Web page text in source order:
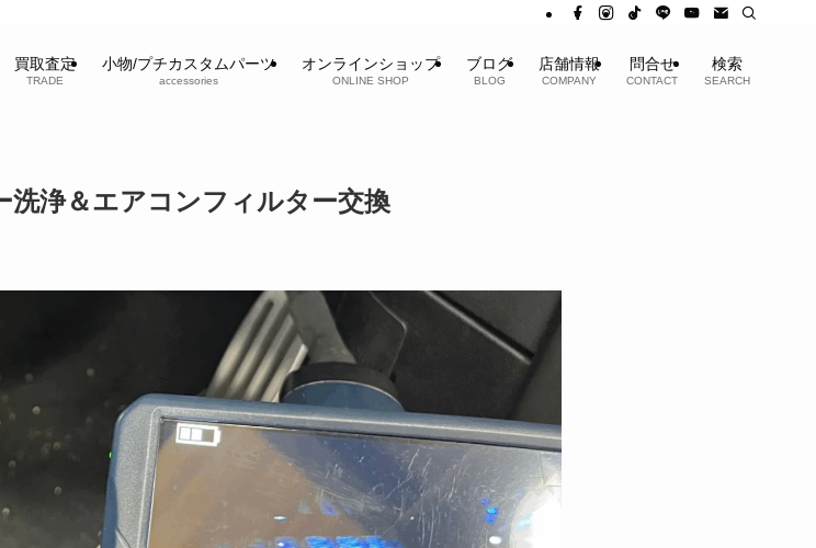
買取査定
TRADE
小物/プチカスタムパーツ
accessories
オンラインショップ
ONLINE SHOP
ブログ
BLOG
店舗情報
COMPANY
問合せ
CONTACT
検索
SEARCH
洗浄＆エアコンフィルター交換